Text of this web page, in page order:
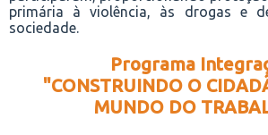
primária à violência, às drogas e
sociedade.
Programa
"CONSTRUINDO O
MUNDO DO